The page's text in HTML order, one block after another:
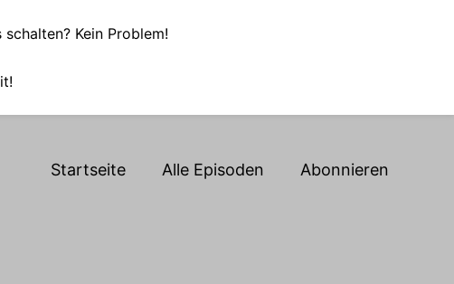
Kein Problem!
Startseite Alle Episoden Abonnieren